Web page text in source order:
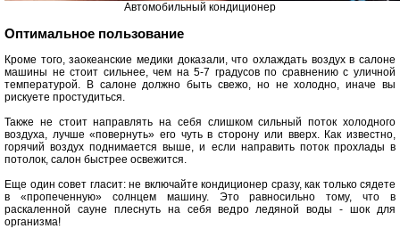
Автомобильный кондиционер
Оптимальное пользование
Кроме того, заокеанские медики доказали, что охлаждать воздух в салоне
машины не стоит сильнее, чем на 5-7 градусов по сравнению с уличной
температурой. В салоне должно быть свежо, но не холодно, иначе вы
рискуете простудиться.
Также не стоит направлять на себя слишком сильный поток холодного
воздуха, лучше «повернуть» его чуть в сторону или вверх. Как известно,
горячий воздух поднимается выше, и если направить поток прохлады в
потолок, салон быстрее освежится.
Еще один совет гласит: не включайте кондиционер сразу, как только сядете
в «пропеченную» солнцем машину. Это равносильно тому, что в
раскаленной сауне плеснуть на себя ведро ледяной воды - шок для
организма!